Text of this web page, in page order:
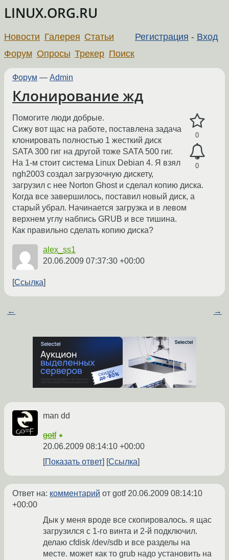
LINUX.ORG.RU
Регистрация - Вход
Новости Галерея Статьи
Форум Опросы Трекер Поиск
Форум — Admin
Клонирование жд
0
0
Помогите люди добрые.
Сижу вот щас на работе, поставлена задача
клонировать полностью 1 жесткий диск
SATA 300 гиг на другой тоже SATA 500 гиг.
На 1-м стоит система Linux Debian 4. Я взял
ngh2003 создал загрузочную дискету,
загрузил с нее Norton Ghost и сделал копию диска.
Когда все завершилось, поставил новый диск, а
старый убрал. Начинается загрузка и в левом
верхнем углу набпись GRUB и все тишина.
Как правильно сделать копию диска?
alex_ss1
20.06.2009 07:37:30 +00:00
Ссылка
← →
man dd
gotf ★
20.06.2009 08:14:10 +00:00
Показать ответ
Ссылка
Ответ на: комментарий от gotf20.06.2009 08:14:10
+00:00
Дык у меня вроде все скопировалось. я щас
загрузился с 1-го винта и 2-й подключил.
делаю cfdisk /dev/sdb и все разделы на
месте. может как то grub надо установить на